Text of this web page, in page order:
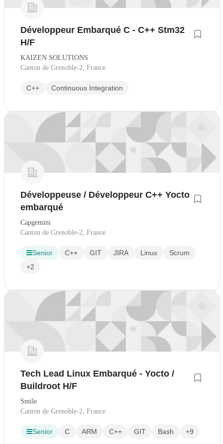
Développeur Embarqué C - C++ Stm32
H/F
KAIZEN SOLUTIONS
Canton de Grenoble-2, France
C++ Continuous Integration
Développeuse / Développeur C++ Yocto
embarqué
Capgemini
Canton de Grenoble-2, France
Senior C++ GIT JIRA Linux
Scrum
+2
Tech Lead Linux Embarqué - Yocto /
Buildroot H/F
Smile
Canton de Grenoble-2, France
Senior C ARM C++ GIT Bash +9